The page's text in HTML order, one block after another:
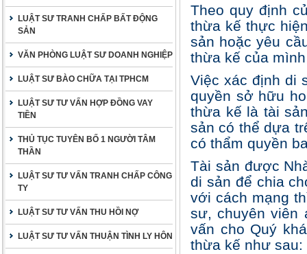
LUẬT SƯ TRANH CHẤP BẤT ĐỘNG
SẢN
VĂN PHÒNG LUẬT SƯ DOANH NGHIỆP
LUẬT SƯ BÀO CHỮA TẠI TPHCM
LUẬT SƯ TƯ VẤN HỢP ĐỒNG VAY
TIỀN
THỦ TỤC TUYÊN BỐ 1 NGƯỜI TÂM
THẦN
LUẬT SƯ TƯ VẤN TRANH CHẤP CÔNG
TY
LUẬT SƯ TƯ VẤN THU HỒI NỢ
LUẬT SƯ TƯ VẤN THUẬN TÌNH LY HÔN
Theo quy định
thừa kế thực
sản hoặc yêu
thừa kế của
Việc xác định di
quyền sở hữu
thừa kế là tài
sản có thể dựa
có thẩm quyền
Tài sản được
di sản để chia
với cách mạng
sư, chuyên viên
vấn cho Quý
thừa kế như sau: